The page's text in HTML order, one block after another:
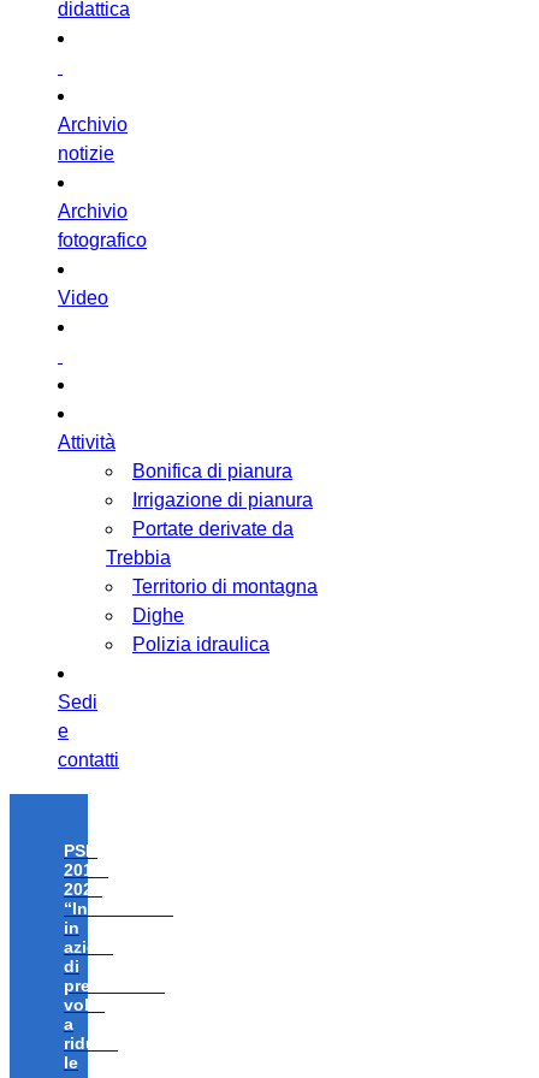
didattica
Archivio
notizie
Archivio
fotografico
Video
Attività
Bonifica di pianura
Irrigazione di pianura
Portate derivate da
Trebbia
Territorio di montagna
Dighe
Polizia idraulica
Sedi
e
contatti
PSR
2014-
2020
“Investimenti
in
azioni
di
prevenzione
volte
a
ridurre
le